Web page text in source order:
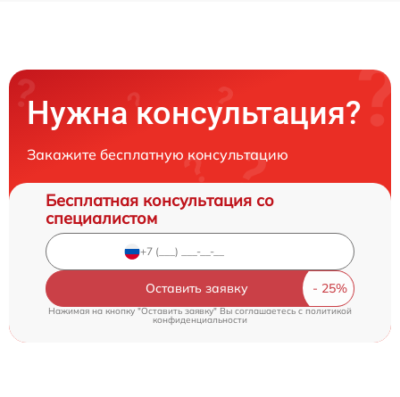
Нужна консультация?
Закажите бесплатную консультацию
Бесплатная консультация со
специалистом
Оставить заявку
Нажимая на кнопку "Оставить заявку" Вы соглашаетесь cполитикой
конфиденциальности